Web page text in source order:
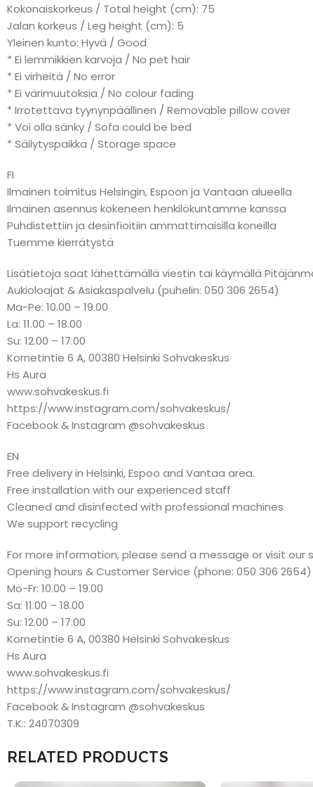
Kokonaiskorkeus / Total height (cm): 75
Jalan korkeus / Leg height (cm): 5
Yleinen kunto: Hyvä / Good
* Ei lemmikkien karvoja / No pet hair
* Ei virheitä / No error
* Ei värimuutoksia / No colour fading
* Irrotettava tyynynpäällinen / Removable pillow cover
* Voi olla sänky / Sofa could be bed
* Säilytyspaikka / Storage space
FI
Ilmainen toimitus Helsingin, Espoon ja Vantaan alueella
Ilmainen asennus kokeneen henkilökuntamme kanssa
Puhdistettiin ja desinfioitiin ammattimaisilla koneilla
Tuemme kierrätystä
Lisätietoja saat lähettämällä viestin tai käymällä
Aukioloajat & Asiakaspalvelu (puhelin: 050 306 2654)
Ma-Pe: 10.00 – 19.00
La: 11.00 – 18.00
Su: 12.00 – 17.00
Kornetintie 6 A, 00380 Helsinki Sohvakeskus
Hs Aura
www.sohvakeskus.fi
https://www.instagram.com/sohvakeskus/
Facebook & Instagram @sohvakeskus
EN
Free delivery in Helsinki, Espoo and Vantaa area.
Free installation with our experienced staff
Cleaned and disinfected with professional machines
We support recycling
For more information, please send a message or visit our
Opening hours & Customer Service (phone: 050 306 2654)
Mo-Fr: 10.00 – 19.00
Sa: 11.00 – 18.00
Su: 12.00 – 17.00
Kornetintie 6 A, 00380 Helsinki Sohvakeskus
Hs Aura
www.sohvakeskus.fi
https://www.instagram.com/sohvakeskus/
Facebook & Instagram @sohvakeskus
T.K.: 24070309
RELATED PRODUCTS